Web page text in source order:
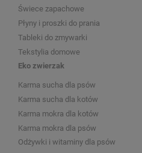
Świece zapachowe
Płyny i proszki do prania
Tableki do zmywarki
Tekstylia domowe
Eko zwierzak
Karma sucha dla psów
Karma sucha dla kotów
Karma mokra dla kotów
Karma mokra dla psów
Odżywki i witaminy dla psów